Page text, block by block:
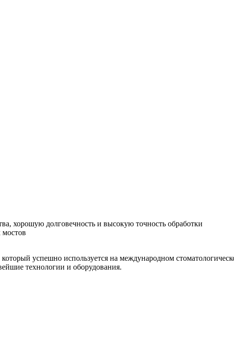
хорошую долговечность и высокую точность обработки
мостов
успешно используется на международном
технологии и оборудования.